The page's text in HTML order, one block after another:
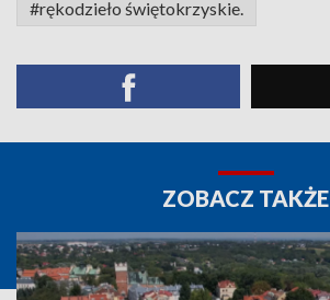
#rękodzieło świętokrzyskie.
ZOBACZ TAKŻE